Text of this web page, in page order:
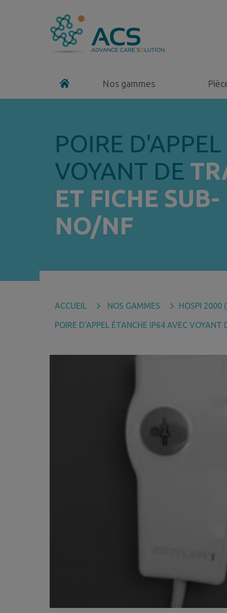
Nos gammes
POIRE
VOYANT DE
ET FICHE
NO/NF
ACCUEIL NOS GAMMES HOSPI 2000
POIRE D'APPEL ÉTANCHE IP64 AVEC VOYANT